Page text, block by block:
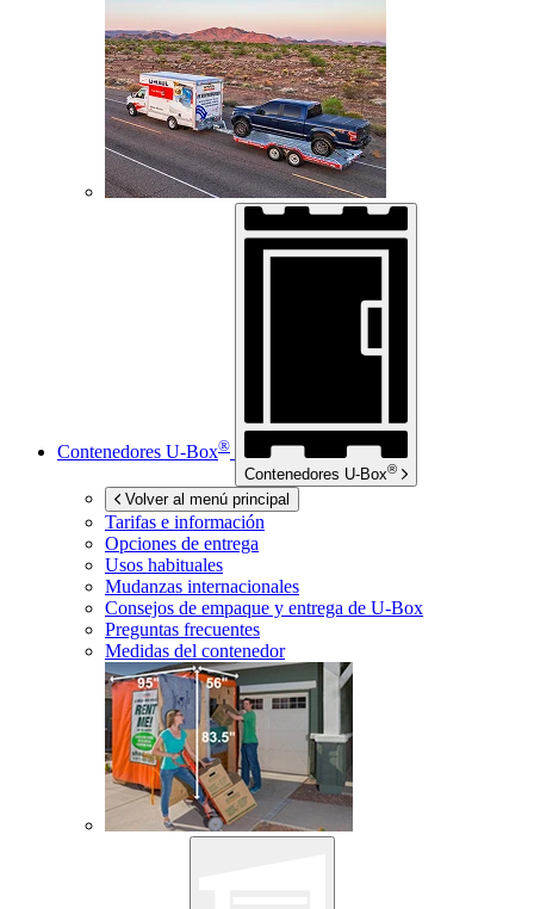
Contenedores U-Box®
Contenedores U-Box®
Volver al menú principal
Tarifas e información
Opciones de entrega
Usos habituales
Mudanzas internacionales
Consejos de empaque y entrega de U-Box
Preguntas frecuentes
Medidas del contenedor